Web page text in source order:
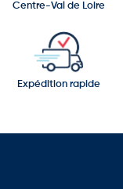
Centre-Val de Loire
Expédition rapide